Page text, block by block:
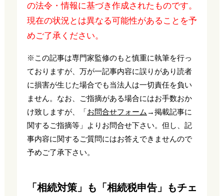
の法令・情報に基づき作成されたものです。
現在の状況とは異なる可能性があることを予
めご了承ください。
※この記事は専門家監修のもと慎重に執筆を行っ
ておりますが、万が一記事内容に誤りがあり読者
に損害が生じた場合でも当法人は一切責任を負い
ません。なお、ご指摘がある場合にはお手数おか
け致しますが、「お問合せフォーム →掲載記事に
関するご指摘等」よりお問合せ下さい。但し、記
事内容に関するご質問にはお答えできませんので
予めご了承下さい。
「相続対策」も「相続税申告」もチェ